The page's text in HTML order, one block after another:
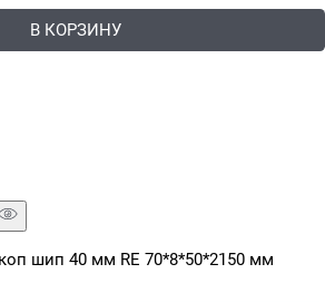
В КОРЗИНУ
шип 40 мм RE 70*8*50*2150 мм